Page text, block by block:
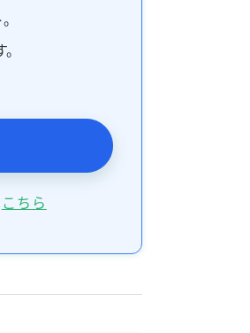
こちら
保存するには
要です
会員登録